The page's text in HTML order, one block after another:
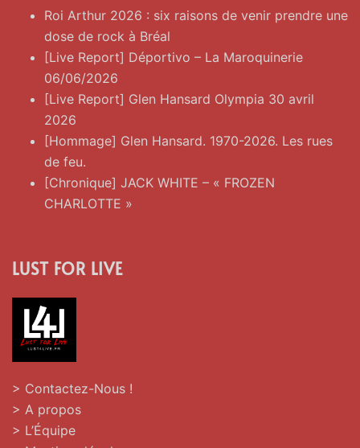
Roi Arthur 2026 : six raisons de venir prendre une
dose de rock à Bréal
[Live Report] Déportivo – La Maroquinerie
06/06/2026
[Live Report] Glen Hansard Olympia 30 avril
2026
[Hommage] Glen Hansard. 1970-2026. Les rues
de feu.
[Chronique] JACK WHITE – « FROZEN
CHARLOTTE »
LUST FOR LIVE
> Contactez-Nous !
> A propos
> L’Équipe